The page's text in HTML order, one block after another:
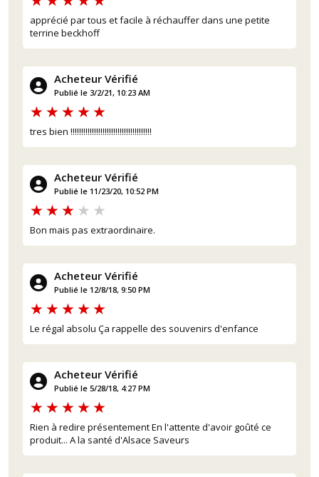
apprécié par tous et facile à réchauffer dans une petite
terrine beckhoff
Acheteur Vérifié
Publié le 3/2/21, 10:23 AM
tres bien !!!!!!!!!!!!!!!!!!!!!!!!!!!!!!!!!!!!!!
Acheteur Vérifié
Publié le 11/23/20, 10:52 PM
Bon mais pas extraordinaire.
Acheteur Vérifié
Publié le 12/8/18, 9:50 PM
Le régal absolu Ça rappelle des souvenirs d'enfance
Acheteur Vérifié
Publié le 5/28/18, 4:27 PM
Rien à redire présentement En l'attente d'avoir goûté ce
produit... A la santé d'Alsace Saveurs